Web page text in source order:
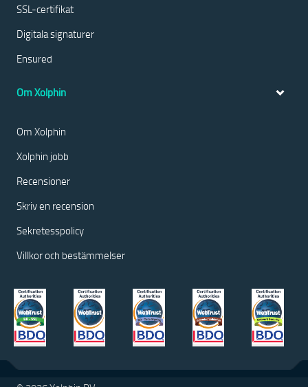
SSL-certifikat
Digitala signaturer
Ensured
Om Xolphin
Om Xolphin
Xolphin jobb
Recensioner
Skriv en recension
Sekretesspolicy
Villkor och bestämmelser